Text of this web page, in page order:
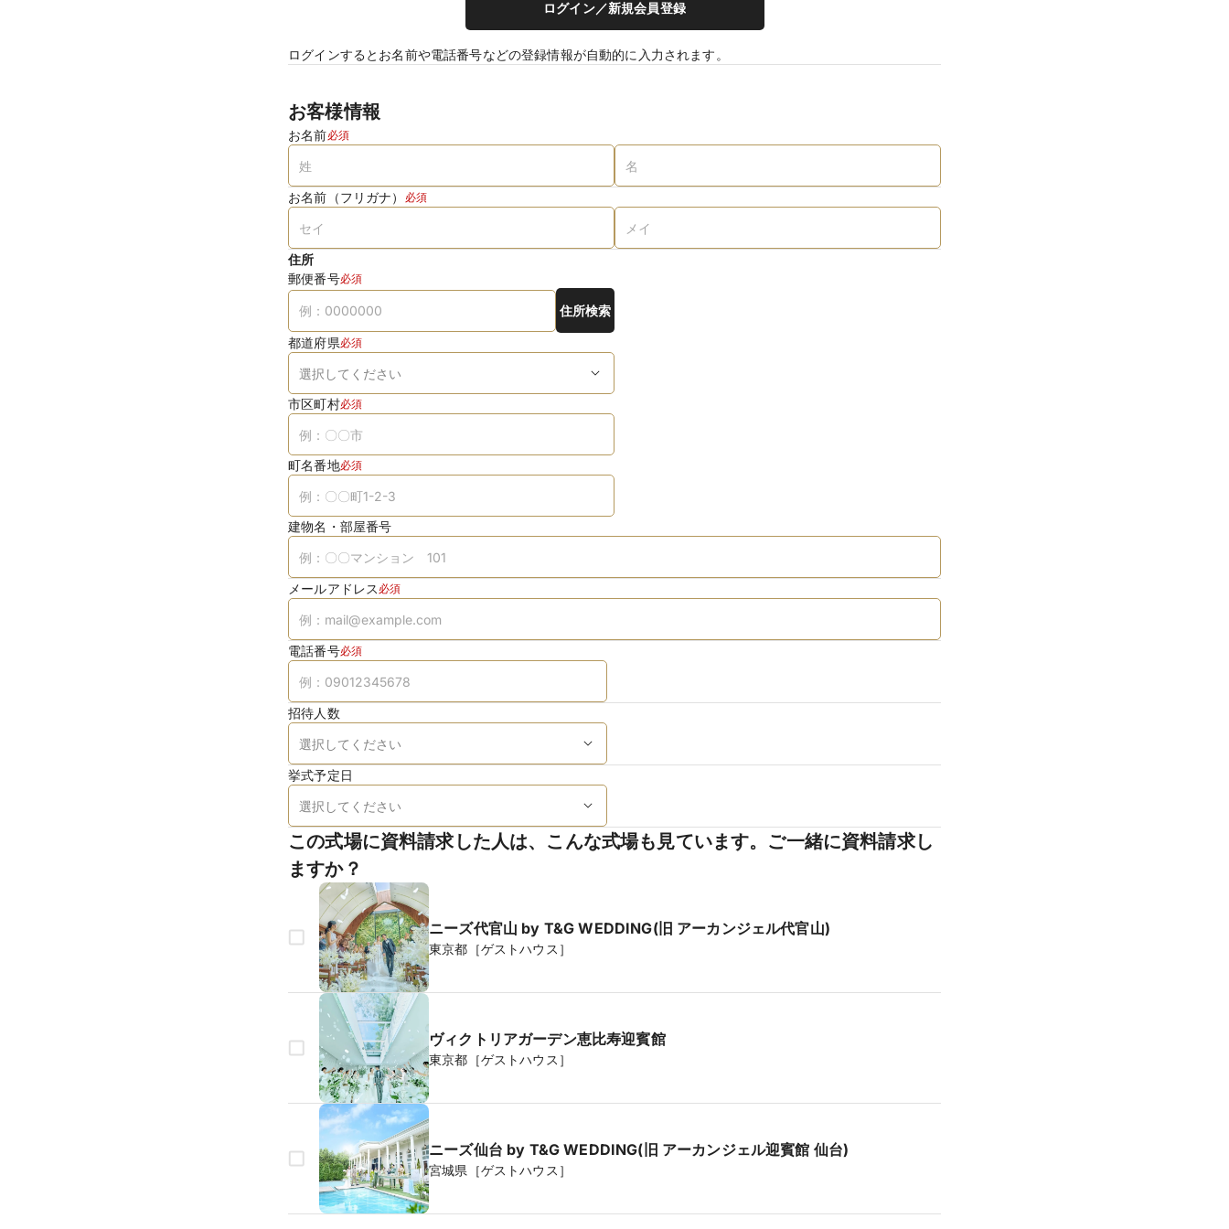
ログイン／新規会員登録
ログインするとお名前や電話番号などの登録情報が自動的に入力されます。
お客様情報
お名前必須
お名前（フリガナ） 必須
住所
郵便番号必須
住所検索
都道府県必須
市区町村必須
町名番地必須
建物名・部屋番号
メールアドレス 必須
電話番号必須
招待人数
挙式予定日
この式場に資料請求した人は、こんな式場も見ています。ご一緒に資料請求し
ますか？
ニーズ代官山 by T&G WEDDING(旧 アーカンジェル代官山)
東京都［ゲストハウス］
ヴィクトリアガーデン恵比寿迎賓館
東京都［ゲストハウス］
ニーズ仙台 by T&G WEDDING(旧 アーカンジェル迎賓館 仙台)
宮城県［ゲストハウス］